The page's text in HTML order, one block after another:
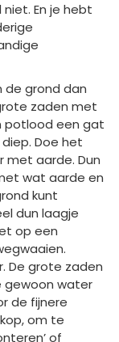
En je hebt
de grond dan
zaden met
potlood een gat
Doe het
met aarde. Dun
wat aarde en
kunt
dun laagje
op een
De grote zaden
gewoon water
de fijnere
om te
of